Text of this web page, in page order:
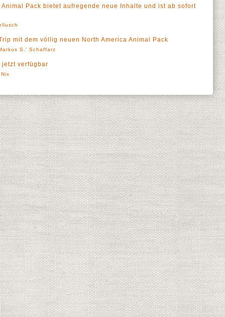
Pack bietet aufregende neue Inhalte und ist ab sofort
mit dem völlig neuen North America Animal Pack
S.' Schaffarz
jetzt verfügbar